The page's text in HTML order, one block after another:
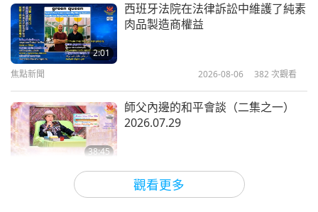
的任何事、笑話。甚至詩歌，若是我唱的，你聽一首
歌能得四百點。別人唱的，也許你得兩百點。我的
詩，如果別人唱的，有兩百點。但是當然，詩歌有時
短，有時長，視情況而定。我意思是大致而言。甚至
我的歌，如果你聽的是我唱的歌，每首你得到四百
點！那只有兩、三、五分鐘。（哇！）懂嗎？
（懂。）這是因為歌曲能讓你們更專心，所以如此。
你們看影片時也許會想：「師父講的我都知道了，師
父以前講過了。」但歌曲…音樂總會讓人更專注，消
如何擁有一個和平的人生
37:09
世界和平已經到來：用打坐讓它持續
2026-07-02
觀看更多
2:01
西班牙法院在法律訴訟中維護了純素
肉品製造商權益
焦點新聞 2026-08-06 382 次觀看
38:45
師父內邊的和平會談（二集之一）
2026.07.29
2026-08-06